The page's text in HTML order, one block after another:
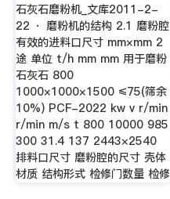
石灰石磨粉机_文库2011-2-
22 · 磨粉机的结构 2.1 磨粉腔
有效的进料口尺寸 mm×mm 2
途 单位 t/h mm mm 用于磨粉
石灰石 800
1000×1000×1500 ≤75(筛余
10%) PCF-2022 kw v r/min
r/min m/s t 800 10000 985
300 31.4 137 2443×2540
排料口尺寸 磨粉腔的尺寸 壳体
材质 结构形式 检修门数量 检修